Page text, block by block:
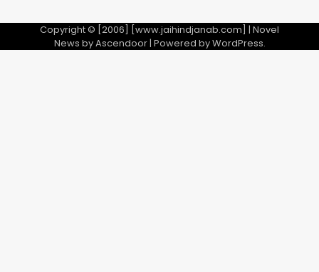
Copyright © [2006] [www.jaihindjanab.com] | Novel
News byAscendoor| Powered byWordPress.